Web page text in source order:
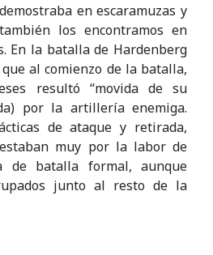
en escaramuzas y
los encontramos en
En la batalla de Hardenberg
al comienzo de la batalla,
resultó “movida de su
por la artillería enemiga.
de ataque y retirada,
muy por la labor de
de batalla formal, aunque
junto al resto de la